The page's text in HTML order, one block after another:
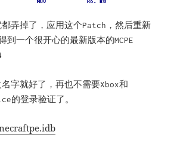
弄掉了，应用这个Patch ，然后重新
到一个很开心的最新版本的MCPE
字就好了，再也不需要Xbox和
的登录验证了。